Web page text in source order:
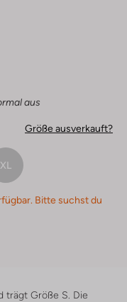
aus
Größe ausverkauft?
XL
Bitte suchst du
trägt Größe S. Die